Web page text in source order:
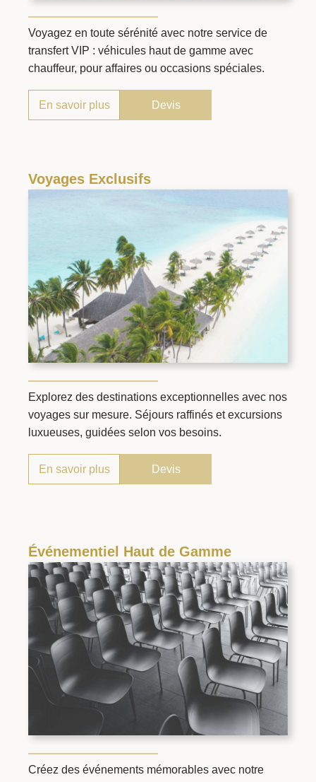
Voyagez en toute sérénité avec notre service de
transfert VIP : véhicules haut de gamme avec
chauffeur, pour affaires ou occasions spéciales.
En savoir plus Devis
Voyages Exclusifs
Explorez des destinations exceptionnelles avec nos
voyages sur mesure. Séjours raffinés et excursions
luxueuses, guidées selon vos besoins.
En savoir plus Devis
Événementiel Haut de Gamme
Créez des événements mémorables avec notre